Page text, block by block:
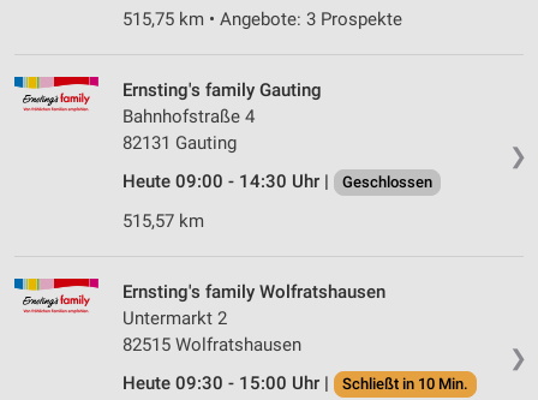
515,75 km • Angebote: 3 Prospekte
❯
Ernsting's family Gauting
Bahnhofstraße 4
82131 Gauting
Heute 09:00 - 14:30 Uhr |
Geschlossen
515,57 km
❯
Ernsting's family Wolfratshausen
Untermarkt 2
82515 Wolfratshausen
Heute 09:30 - 15:00 Uhr |
Schließt in 10 Min.